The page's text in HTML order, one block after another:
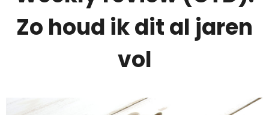
Zo houd ik dit al jaren
vol